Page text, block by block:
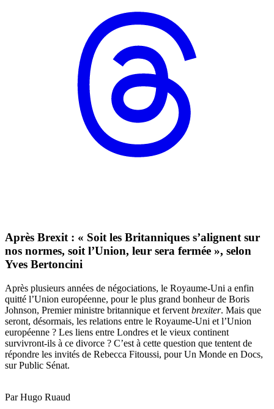
Après Brexit : « Soit les Britanniques s’alignent sur
nos normes, soit l’Union, leur sera fermée », selon
Yves Bertoncini
Après plusieurs années de négociations, le Royaume-Uni a enfin
quitté l’Union européenne, pour le plus grand bonheur de Boris
Johnson, Premier ministre britannique et fervent brexiter. Mais que
seront, désormais, les relations entre le Royaume-Uni et l’Union
européenne ? Les liens entre Londres et le vieux continent
survivront-ils à ce divorce ? C’est à cette question que tentent de
répondre les invités de Rebecca Fitoussi, pour Un Monde en Docs,
sur Public Sénat.
Par Hugo Ruaud